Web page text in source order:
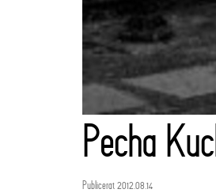
Pecha
Publicerat 2012.08.14